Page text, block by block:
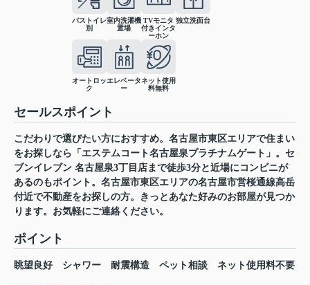
バストイレ
別
室内洗濯機
置場
TVモニタ
付きインタ
ーホン
独立洗面台
オートロッ
ク
エレベータ
ー
ネット使用
料無料
セールスポイント
こだわりで選びたい方におすすめ。名古屋市東区エリアで住まい
をお探しなら「エステムコート名古屋泉プラチナムゲート」。セ
ブンイレブン 名古屋泉3丁目店まで徒歩3分と近場にコンビニが
あるのもポイント。名古屋市東区エリアの名古屋市営桜通線高岳
付近で不動産をお探しの方。きっとあなた好みのお部屋が見つか
ります。お気軽にご連絡ください。
ポイント
眺望良好 シャワー 耐震構造 ペット相談 ネット使用料不要